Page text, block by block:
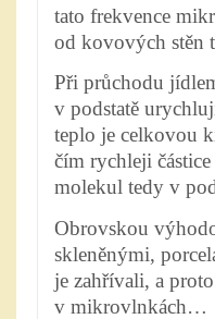
tato frekvence
od kovových stěn
Při průchodu
v podstatě
teplo je celkovou
čím rychleji
molekul tedy v
Obrovskou
skleněnými,
je zahřívali, a
v mikrovlnkách…